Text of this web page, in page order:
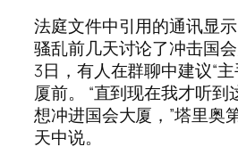
法庭文件中引用的通讯显
骚乱前几天讨论了冲击国
3日，有人在群聊中建议“
厦前。 “直到现在我才听
想冲进国会大厦，”塔里奥
天中说。